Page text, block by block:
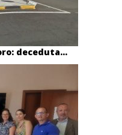
deceduta...